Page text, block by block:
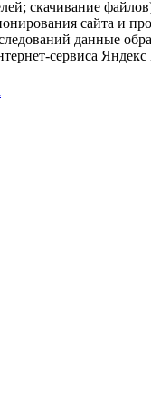
скачивание
сайта и
данные
сервиса